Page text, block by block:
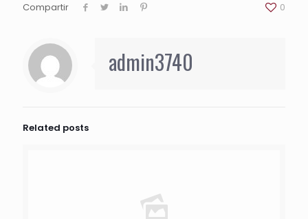
Compartir 0
admin3740
Related posts